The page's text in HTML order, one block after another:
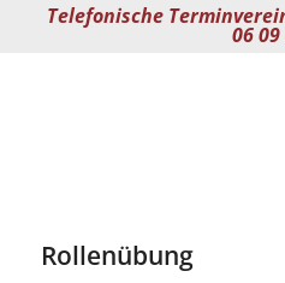
Telefonische
06 09
Rollenübung